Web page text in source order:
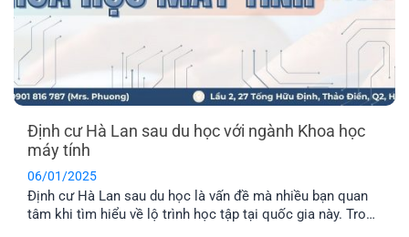
Định cư Hà Lan sau du học với ngành Khoa học
máy tính
06/01/2025
Định cư Hà Lan sau du học là vấn đề mà nhiều bạn quan
tâm khi tìm hiểu về lộ trình học tập tại quốc gia này. Trong